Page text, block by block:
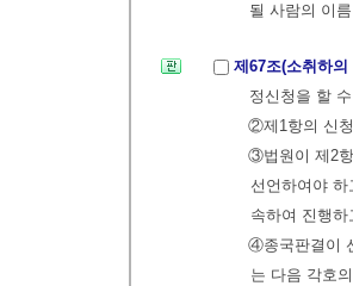
될 사람의 이
제67조(소취하
정신청을 할
②제1항의 신
③법원이 제2
선언하여야
속하여 진행
④종국판결이
는 다음 각호